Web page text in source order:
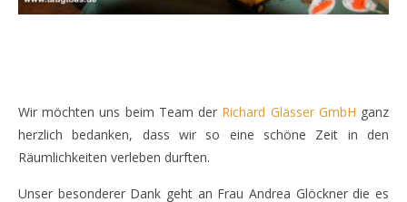
Wir möchten uns beim Team der Richard Glässer GmbH ganz
herzlich bedanken, dass wir so eine schöne Zeit in den
Räumlichkeiten verleben durften.
Unser besonderer Dank geht an Frau Andrea Glöckner die es